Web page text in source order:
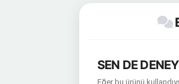
SEN DE
Eğer bu ürünü